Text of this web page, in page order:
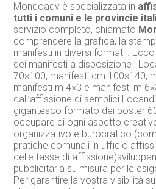
Mondoadv è specializzata in
tutti i comuni e le provincie
servizio completo, chiamato
comprendere la grafica, la
manifesti in diversi formati .
dei manifesti a disposizione :
70×100, manifesti cm 100×140,
manifesti m 4×3 e manifesti m
dall’affissione di semplici
gigantesco formato dei poster
occupare di ogni aspetto
organizzativo e burocratico
pratiche comunali in ufficio
delle tasse di
pubblicitaria su misura per le
Per garantire la vostra visibilità